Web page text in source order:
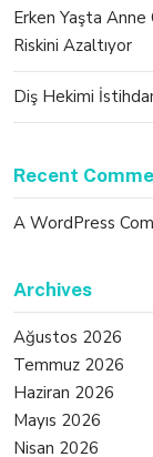
Erken Yaşta
Riskini Azaltıyor
Diş Hekimi
Recent
A WordPress
Archives
Ağustos 2026
Temmuz 2026
Haziran 2026
Mayıs 2026
Nisan 2026